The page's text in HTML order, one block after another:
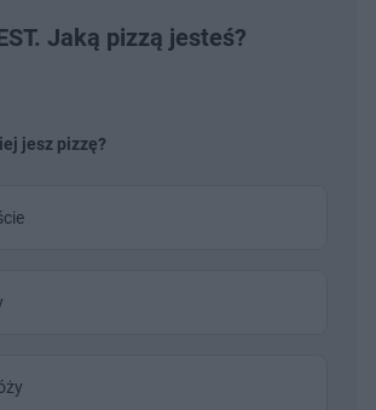
Jaką pizzą jesteś?
jesz pizzę?